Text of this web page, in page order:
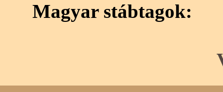
Magyar stábtagok: